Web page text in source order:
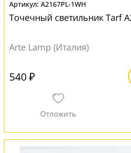
A2167PL-1WH
Точечный светильник Tarf
Arte Lamp (Италия)
540 ₽